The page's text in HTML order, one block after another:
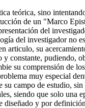
teórica, sino
de un "Marco
del
del investigador no
articulo, su
y constante, pudiendo,
su comprensión de
muy especial
su campo de estudio, sin
siendo que solo una
diseñado y por